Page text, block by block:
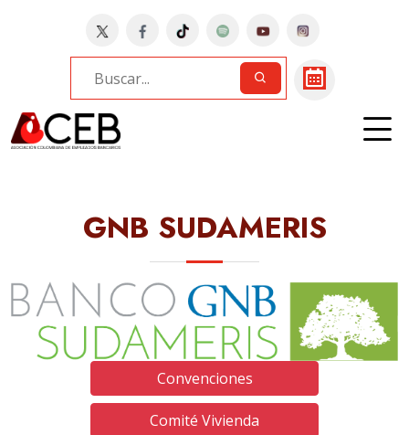
Bancos
GNB SUDAMERIS
GNB SUDAMERIS
Convenciones
Comité Vivienda